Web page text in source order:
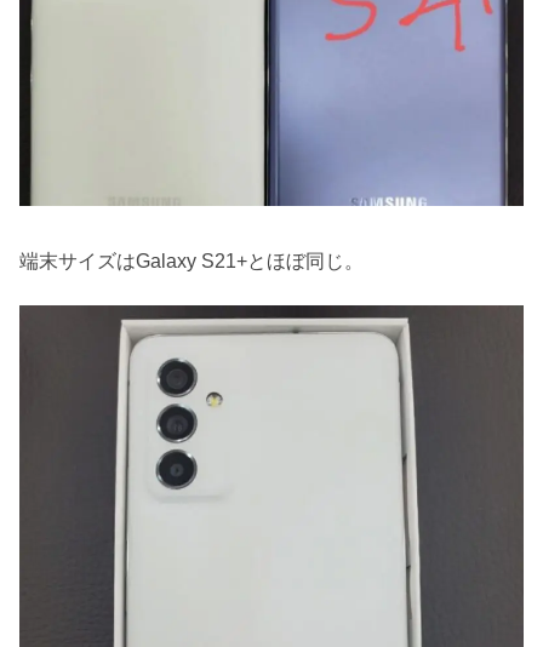
端末サイズはGalaxy S21+とほぼ同じ。